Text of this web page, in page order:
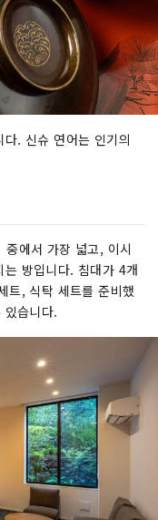
. 신슈 연어는 인기의
에서 가장 넓고, 이시
방입니다. 침대가 4개
트, 식탁 세트를 준비했
습니다.